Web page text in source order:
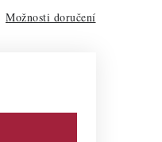
Možnosti doručení